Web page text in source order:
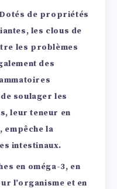
Dotés de propriétés
les clous de
les problèmes
des
soulager les
leur teneur en
empêche la
intestinaux.
en oméga-3, en
l’organisme et en